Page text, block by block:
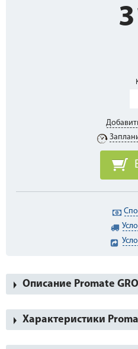
Описание Promate
Характеристики